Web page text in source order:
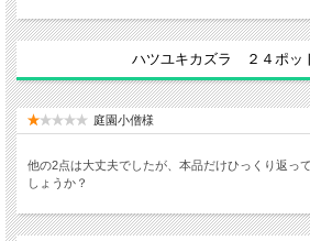
ハツユキカズラ ２４ポッ
庭園小僧様
他の2点は大丈夫でしたが、本品だけひっくり返っ
しょうか？